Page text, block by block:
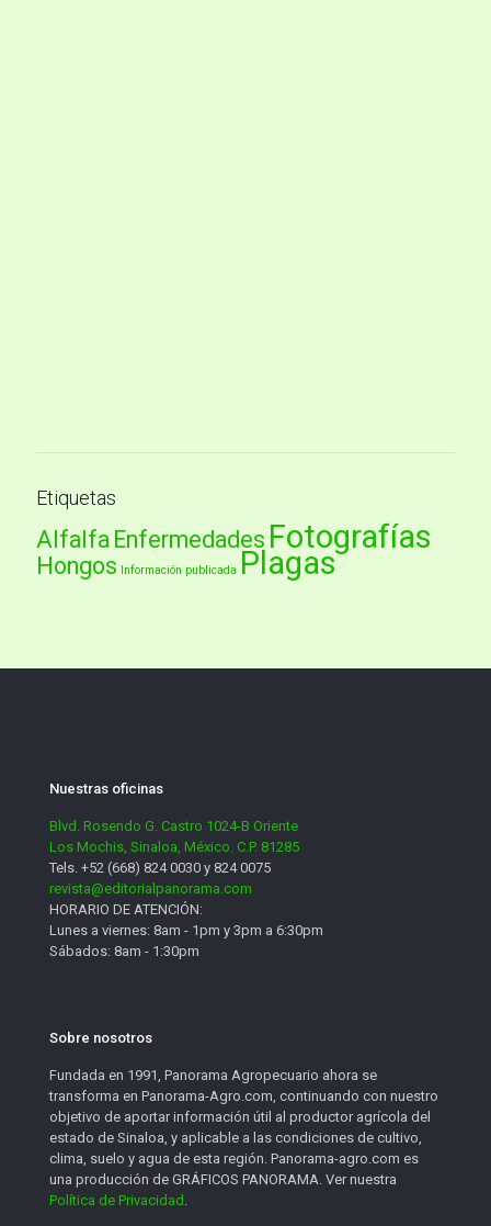
Etiquetas
Alfalfa Enfermedades Fotografías
Hongos Información publicada Plagas
Nuestras oficinas
Blvd. Rosendo G. Castro 1024-B Oriente
Los Mochis, Sinaloa, México. C.P. 81285
Tels. +52 (668) 824 0030 y 824 0075
revista@editorialpanorama.com
HORARIO DE ATENCIÓN:
Lunes a viernes: 8am - 1pm y 3pm a 6:30pm
Sábados: 8am - 1:30pm
Sobre nosotros
Fundada en 1991, Panorama Agropecuario ahora se
transforma en Panorama-Agro.com, continuando con nuestro
objetivo de aportar información útil al productor agrícola del
estado de Sinaloa, y aplicable a las condiciones de cultivo,
clima, suelo y agua de esta región. Panorama-agro.com es
una producción de GRÁFICOS PANORAMA. Ver nuestra
Política de Privacidad .